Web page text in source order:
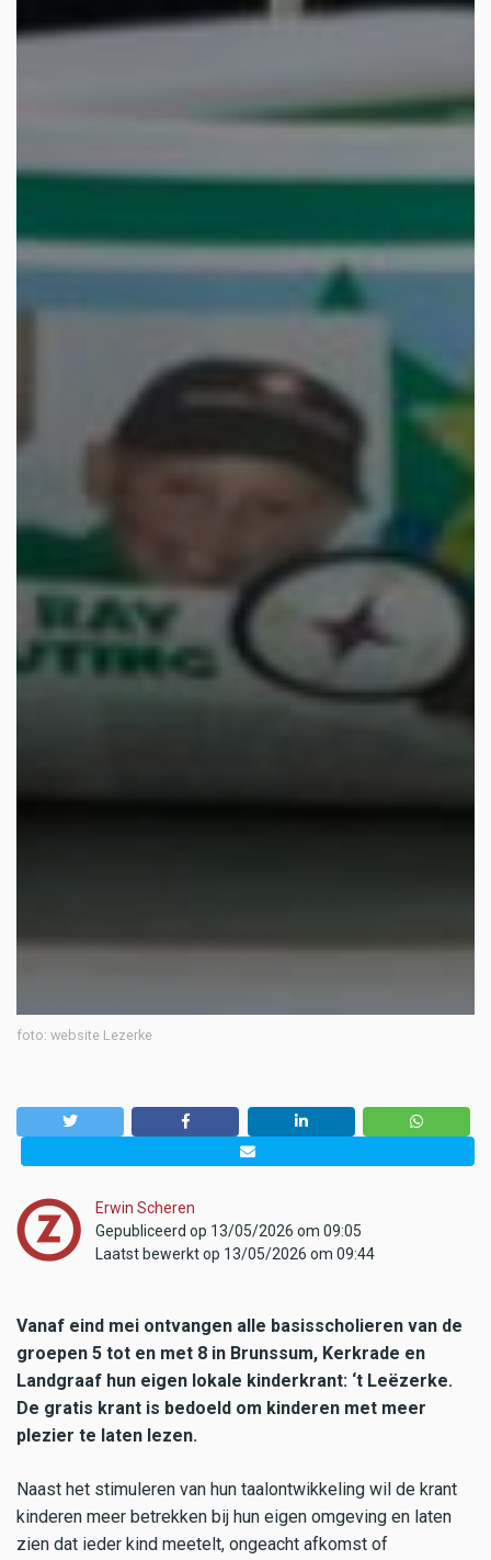
foto: website Lezerke
Erwin Scheren
Gepubliceerd op 13/05/2026 om 09:05
Laatst bewerkt op 13/05/2026 om 09:44
Vanaf eind mei ontvangen alle basisscholieren van de
groepen 5 tot en met 8 in Brunssum, Kerkrade en
Landgraaf hun eigen lokale kinderkrant: ‘t Leëzerke.
De gratis krant is bedoeld om kinderen met meer
plezier te laten lezen.
Naast het stimuleren van hun taalontwikkeling wil de krant
kinderen meer betrekken bij hun eigen omgeving en laten
zien dat ieder kind meetelt, ongeacht afkomst of